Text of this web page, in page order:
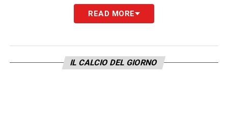
ancora un accordo definito tra le parti.
L’operazione è allo stadio di idea concreta, in
Un ruolo chiave lo giocheranno le volontà dei
due calciatori, oltre all’eventuale necessità di
READ MORE
IL CALCIO DEL GIORNO